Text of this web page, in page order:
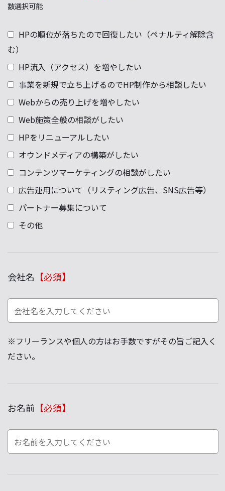
数選択可能
HPの順位が落ちたので回復したい（ペナルティ解除含
む）
HP流入（アクセス）を増やしたい
事業を新規で立ち上げるのでHP制作から相談したい
Webからの売り上げを増やしたい
Web施策全般の相談がしたい
HPをリニューアルしたい
オウンドメディアの構築がしたい
コンテンツマーケティングの相談がしたい
広告運用について（リスティング広告、SNS広告等）
パートナー募集について
その他
会社名 【必須】
※フリーランスや個人の方はお手数ですがその旨ご記入く
ださい。
お名前 【必須】